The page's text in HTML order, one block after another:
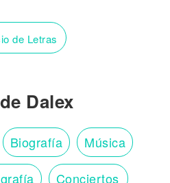
de Letras
Dalex
Biografía Música
Conciertos